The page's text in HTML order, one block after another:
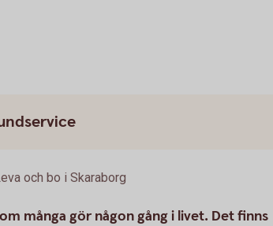
och bo i Skaraborg
många gör någon gång i livet. Det finns